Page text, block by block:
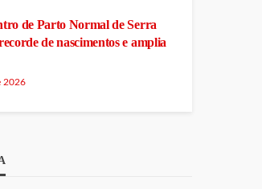
de Parto Normal de Serra
de nascimentos e amplia
2026